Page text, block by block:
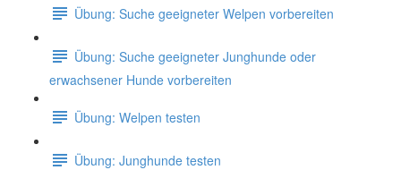
Übung: Suche geeigneter Welpen vorbereiten
Übung: Suche geeigneter Junghunde oder
erwachsener Hunde vorbereiten
Übung: Welpen testen
Übung: Junghunde testen